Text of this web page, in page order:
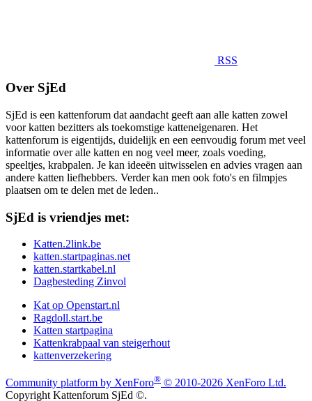
RSS
Over SjEd
SjEd is een kattenforum dat aandacht geeft aan alle katten zowel
voor katten bezitters als toekomstige katteneigenaren. Het
kattenforum is eigentijds, duidelijk en een eenvoudig forum met veel
informatie over alle katten en nog veel meer, zoals voeding,
speeltjes, krabpalen. Je kan ideeën uitwisselen en advies vragen aan
andere katten liefhebbers. Verder kan men ook foto's en filmpjes
plaatsen om te delen met de leden..
SjEd is vriendjes met:
Katten.2link.be
katten.startpaginas.net
katten.startkabel.nl
Dagbesteding Zinvol
Kat op Openstart.nl
Ragdoll.start.be
Katten startpagina
Kattenkrabpaal van steigerhout
kattenverzekering
Community platform by XenForo® © 2010-2026 XenForo Ltd.
Copyright Kattenforum SjEd ©.